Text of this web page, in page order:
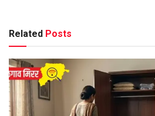
Related Posts